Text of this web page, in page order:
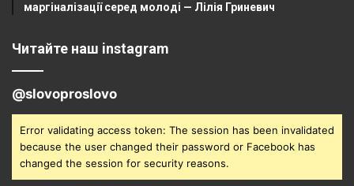
маргіналізації серед молоді — Лілія Гриневич
Читайте наш instagram
@slovoproslovo
Error validating access token: The session has been invalidated
because the user changed their password or Facebook has
changed the session for security reasons.